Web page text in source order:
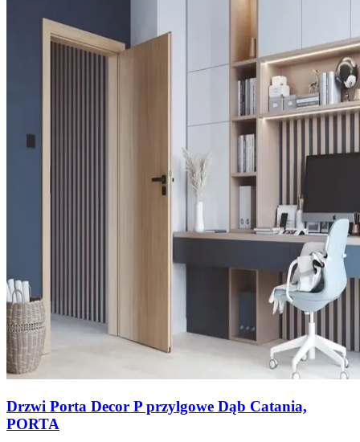
Drzwi Porta Decor P przylgowe Dąb Catania,
PORTA